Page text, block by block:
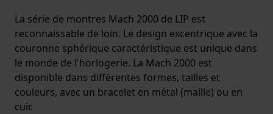
La série de montres Mach 2000 de LIP est
reconnaissable de loin. Le design excentrique avec la
couronne sphérique caractéristique est unique dans
le monde de l'horlogerie. La Mach 2000 est
disponible dans différentes formes, tailles et
couleurs, avec un bracelet en métal (maille) ou en
cuir.